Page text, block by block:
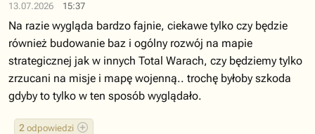
13.07.2026 15:37
2 odpowiedzi
Na razie wygląda bardzo fajnie, ciekawe tylko czy będzie
również budowanie baz i ogólny rozwój na mapie
strategicznej jak w innych Total Warach, czy będziemy tylko
zrzucani na misje i mapę wojenną.. trochę byłoby szkoda
gdyby to tylko w ten sposób wyglądało.